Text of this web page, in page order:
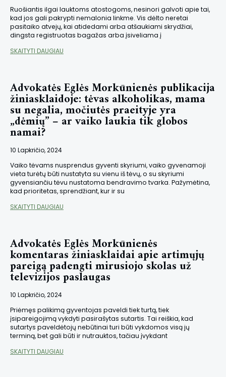
Ruošiantis ilgai lauktoms atostogoms, nesinori galvoti apie tai,
kad jos gali pakrypti nemalonia linkme. Vis dėlto neretai
pasitaiko atvejų, kai atidedami arba atšaukiami skrydžiai,
dingsta registruotas bagažas arba įsiveliama į
SKAITYTI DAUGIAU
Advokatės Eglės Morkūnienės publikacija
žiniasklaidoje: tėvas alkoholikas, mama
su negalia, močiutės praeityje yra
„dėmių” – ar vaiko laukia tik globos
namai?
10 Lapkričio, 2024
Vaiko tėvams nusprendus gyventi skyriumi, vaiko gyvenamoji
vieta turėtų būti nustatyta su vienu iš tėvų, o su skyriumi
gyvensiančiu tėvu nustatoma bendravimo tvarka. Pažymėtina,
kad prioritetas, sprendžiant, kur ir su
SKAITYTI DAUGIAU
Advokatės Eglės Morkūnienės
komentaras žiniasklaidai apie artimųjų
pareigą padengti mirusiojo skolas už
televizijos paslaugas
10 Lapkričio, 2024
Priėmęs palikimą gyventojas paveldi tiek turtą, tiek
įsipareigojimą vykdyti pasirašytas sutartis. Tai reiškia, kad
sutartys paveldėtojų nebūtinai turi būti vykdomos visą jų
terminą, bet gali būti ir nutrauktos, tačiau įvykdant
SKAITYTI DAUGIAU